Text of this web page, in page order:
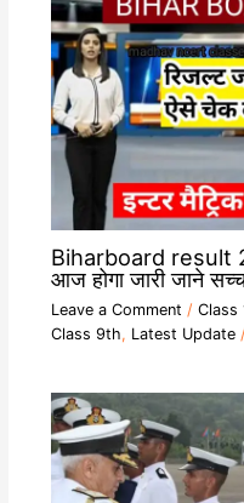
Biharboard result
आज होगा जारी जाने
Leave a Comment / Class
Class 9th, Latest Update/